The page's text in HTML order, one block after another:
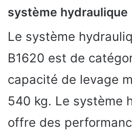
système hydraulique
Le système
B1620 est de
capacité de levage
540 kg. Le système
offre des